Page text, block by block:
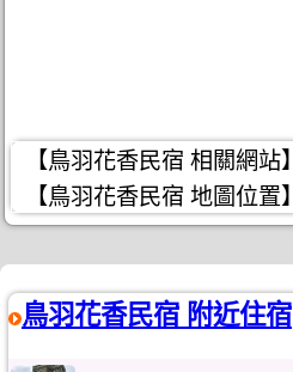
【鳥羽花香民宿 相關網站】
【鳥羽花香民宿 地圖位置】
鳥羽花香民宿 附近住宿